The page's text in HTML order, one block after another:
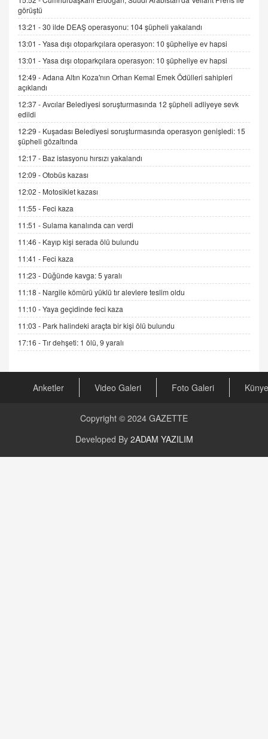
SEHER EREK
Kış Ayları Geldi, Hangi Önlemler Alınmalı?
9.12.2025 10:11
İNCİ GÜL AKÖL
06.07.2026 13:00
ADEM AKÖL
Esed Destekçilerinin Yüzüne Vurulan Şamar:
Sednaya
11.12.2024 12:30
DR. EKREM ASLAN
Gerçek Ne, Algı Ne? "Beraber Yürüyoruz"
Cümlesinin Peşinden
19.07.2025 12:45
GÖNÜL MENEKŞE
Şifacının Yolu
04.11.2025 12:56
AV. RÜMEYSA ÖZKALE
Kira Uyuşmazlıklarında Dava Açmadan Önce
Arabulucuya Başvuru Şartı
CAN UĞURATEŞ
Değişen yapısıyla Suriye
GÜNLÜK BURÇ YORUMU
görüştü
13:21 -30 ilde DEAŞ operasyonu: 104 şüpheli yakalandı
13:01 -Yasa dışı otoparkçılara operasyon: 10 şüpheliye ev hapsi
13:01 -Yasa dışı otoparkçılara operasyon: 10 şüpheliye ev hapsi
12:49 -Adana Altın Koza'nın Orhan Kemal Emek Ödülleri sahipleri
açıklandı
12:37 -Avcılar Belediyesi soruşturmasında 12 şüpheli adliyeye sevk
edildi
12:29 - Kuşadası Belediyesi soruşturmasında operasyon genişledi: 15
şüpheli gözaltında
12:17 - Baz istasyonu hırsızı yakalandı
12:09 -Otobüs kazası
12:02 - Motosiklet kazası
11:55 - Feci kaza
11:51 -Sulama kanalında can verdi
11:46 - Kayıp kişi serada ölü bulundu
11:41 - Feci kaza
11:23 - Düğünde kavga: 5 yaralı
11:18 - Nargile kömürü yüklü tır alevlere teslim oldu
11:10 -Yaya geçidinde feci kaza
11:03 - Park halindeki araçta bir kişi ölü bulundu
17:16 -Tır dehşeti: 1 ölü, 9 yaralı
Anketler Video Galeri Foto Galeri Künye
Copyright © 2024 GAZETTE
Developed By 2ADAM YAZILIM